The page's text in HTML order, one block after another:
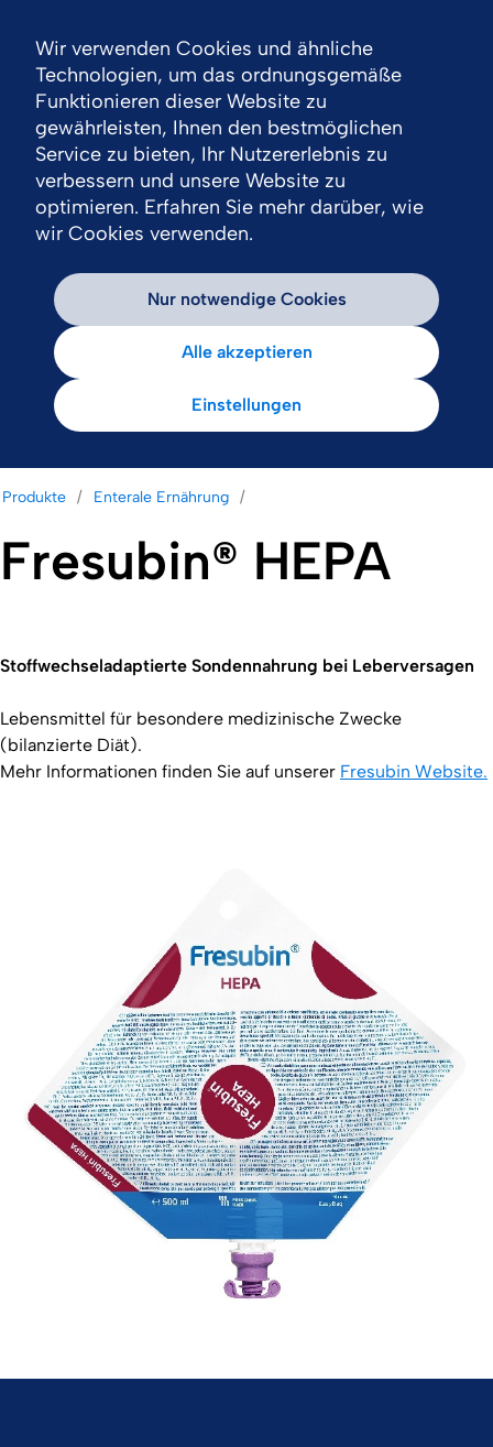
Produkte Enterale Ernährung
Fresubin® HEPA
Stoffwechseladaptierte Sondennahrung bei Leberversagen
Lebensmittel für besondere medizinische Zwecke
(bilanzierte Diät).
Mehr Informationen finden Sie auf unserer Fresubin Website.
Wir verwenden Cookies und ähnliche
Technologien, um das ordnungsgemäße
Funktionieren dieser Website zu
gewährleisten, Ihnen den bestmöglichen
Service zu bieten, Ihr Nutzererlebnis zu
verbessern und unsere Website zu
optimieren. Erfahren Sie mehr darüber, wie
wir Cookies verwenden.
Nur notwendige Cookies
Alle akzeptieren
Einstellungen